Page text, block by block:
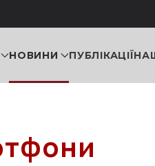
НОВИНИ ПУБЛІКАЦІЇ